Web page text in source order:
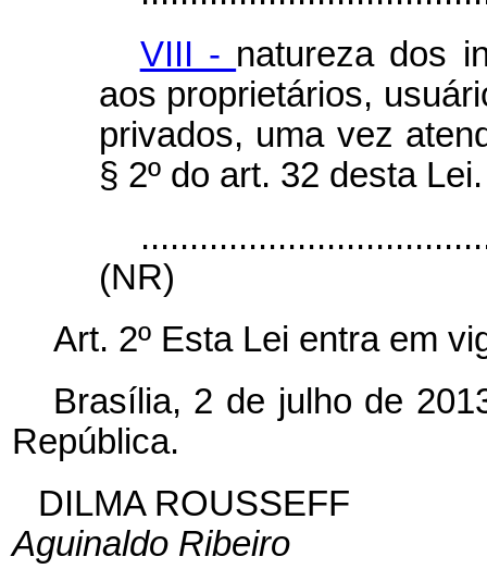
VIII - natureza dos
aos proprietários,
privados, uma vez
§ 2º do art. 32 desta Lei.
(NR)
Art. 2º Esta Lei entra em
Brasília, 2 de julho de
República.
DILMA ROUSSEFF
Aguinaldo Ribeiro